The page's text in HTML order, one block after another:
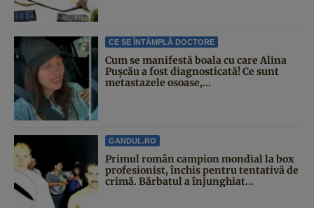
CE SE ÎNTÂMPLĂ DOCTORE
Cum se manifestă boala cu care Alina
Pușcău a fost diagnosticată! Ce sunt
metastazele osoase,...
GANDUL.RO
Primul român campion mondial la box
profesionist, închis pentru tentativă de
crimă. Bărbatul a înjunghiat...